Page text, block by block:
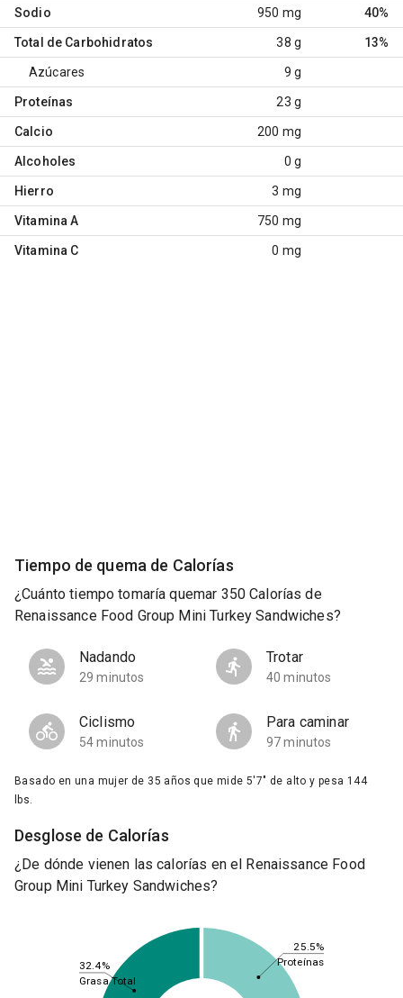
Sodio 950 mg 40%
Total de Carbohidratos 38 g 13%
Azúcares 9 g
Proteínas 23 g
Calcio 200 mg
Alcoholes 0 g
Hierro 3 mg
Vitamina A 750 mg
Vitamina C 0 mg
Tiempo de quema de Calorías
¿Cuánto tiempo tomaría quemar 350 Calorías de
Renaissance Food Group Mini Turkey Sandwiches?
Nadando
29 minutos
Trotar
40 minutos
Ciclismo
54 minutos
Para caminar
97 minutos
Basado en una mujer de 35 años que mide 5'7" de alto y pesa 144
lbs.
Desglose de Calorías
¿De dónde vienen las calorías en el Renaissance Food
Group Mini Turkey Sandwiches?
25.5%
32.4%
Proteínas
Grasa Total